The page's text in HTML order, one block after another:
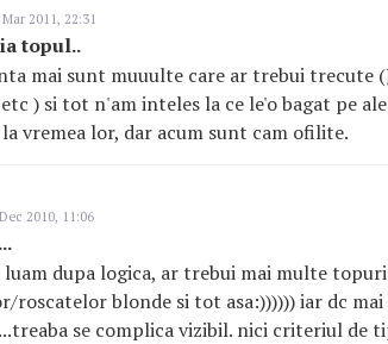
2011, 22:31
topul..
mai sunt muuulte care ar trebui trecute
) si tot n'am inteles la ce le'o bagat pe
vremea lor, dar acum sunt cam ofilite.
2010, 11:06
luam dupa logica, ar trebui mai multe
roscatelor blonde si tot asa:)))))) iar dc mai
se complica vizibil. nici criteriul de